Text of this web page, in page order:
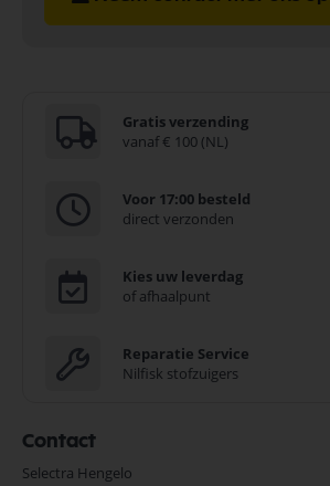
Gratis verzending
vanaf € 100 (NL)
Voor 17:00 besteld
direct verzonden
Kies uw leverdag
of afhaalpunt
Reparatie Service
Nilfisk stofzuigers
Contact
Selectra Hengelo